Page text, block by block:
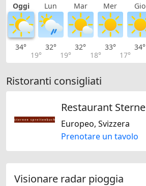
Oggi Lun Mar Mer Gio
34°
19°
32°
19°
32°
18°
33°
17°
34°
Ristoranti consigliati
Europeo, Svizzera
Prenotare un tavolo
Visionare radar pioggia